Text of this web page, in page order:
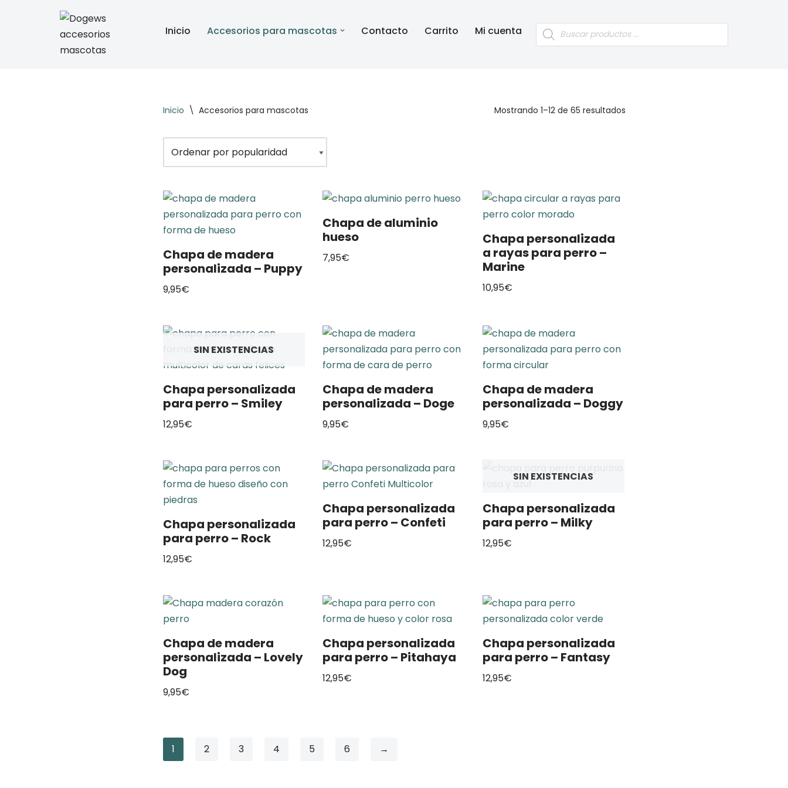
Inicio Accesorios para mascotas Contacto Carrito Mi cuenta
Inicio \ Accesorios para mascotas Mostrando 1–12 de 65 resultados
Chapa de madera
personalizada – Puppy
9,95€
Chapa de aluminio
hueso
7,95€
Chapa personalizada
a rayas para perro –
Marine
10,95€
SIN EXISTENCIAS
Chapa personalizada
para perro – Smiley
12,95€
Chapa de madera
personalizada – Doge
9,95€
Chapa de madera
personalizada – Doggy
9,95€
Chapa personalizada
para perro – Rock
12,95€
Chapa personalizada
para perro – Confeti
12,95€
SIN EXISTENCIAS
Chapa personalizada
para perro – Milky
12,95€
Chapa de madera
personalizada – Lovely
Dog
9,95€
Chapa personalizada
para perro – Pitahaya
12,95€
Chapa personalizada
para perro – Fantasy
12,95€
1 2 3 4 5 6 →